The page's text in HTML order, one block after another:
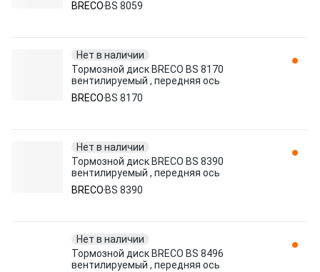
BRECO BS 8059
Нет в наличии
Тормозной диск BRECO BS 8170
вентилируемый , передняя ось
BRECO BS 8170
Нет в наличии
Тормозной диск BRECO BS 8390
вентилируемый , передняя ось
BRECO BS 8390
Нет в наличии
Тормозной диск BRECO BS 8496
вентилируемый , передняя ось